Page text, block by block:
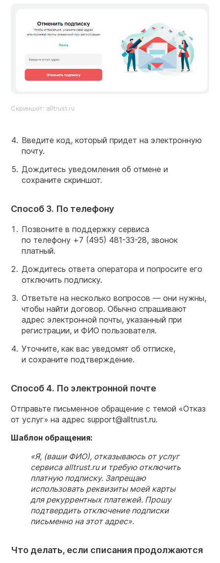
Скриншот: alltrust.ru
Введите код, который придет на электронную
почту.
Дождитесь уведомления об отмене и
сохраните скриншот.
Способ 3. По телефону
Позвоните в поддержку сервиса
по телефону +7 (495) 481-33-28, звонок
платный.
Дождитесь ответа оператора и попросите его
отключить подписку.
Ответьте на несколько вопросов — они нужны,
чтобы найти договор. Обычно спрашивают
адрес электронной почты, указанный при
регистрации, и ФИО пользователя.
Уточните, как вас уведомят об отписке,
и сохраните подтверждение.
Способ 4. По электронной почте
Отправьте письменное обращение с темой «Отказ
от услуг» на адрес support@alltrust.ru.
Шаблон обращения:
«Я, (ваши ФИО), отказываюсь от услуг
сервиса alltrust.ru и требую отключить
платную подписку. Запрещаю
использовать реквизиты моей карты
для рекуррентных платежей. Прошу
подтвердить отключение подписки
письменно на этот адрес».
Что делать, если списания продолжаются